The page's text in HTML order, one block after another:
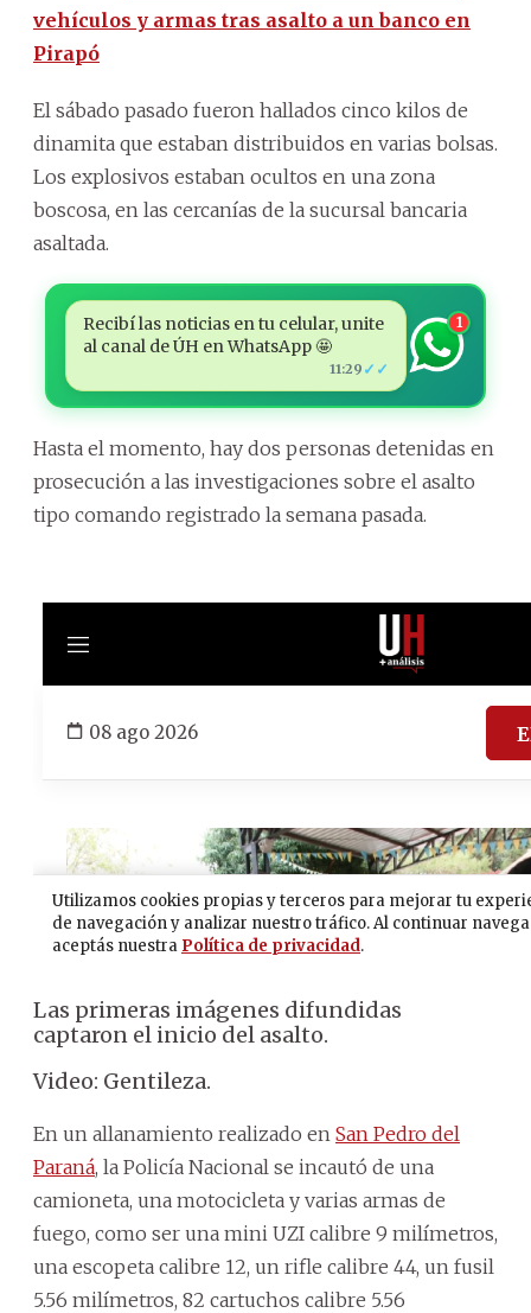
vehículos y armas tras asalto a un banco en
Pirapó
El sábado pasado fueron hallados cinco kilos de
dinamita que estaban distribuidos en varias bolsas.
Los explosivos estaban ocultos en una zona
boscosa, en las cercanías de la sucursal bancaria
asaltada.
Recibí las noticias en tu celular, unite
al canal de ÚH en WhatsApp 🤩
11:29 ✓✓
1
Hasta el momento, hay dos personas detenidas en
prosecución a las investigaciones sobre el asalto
tipo comando registrado la semana pasada.
Las primeras imágenes difundidas
captaron el inicio del asalto.
Video: Gentileza.
En un allanamiento realizado en San Pedro del
Paraná, la Policía Nacional se incautó de una
camioneta, una motocicleta y varias armas de
fuego, como ser una mini UZI calibre 9 milímetros,
una escopeta calibre 12, un rifle calibre 44, un fusil
5.56 milímetros, 82 cartuchos calibre 5.56